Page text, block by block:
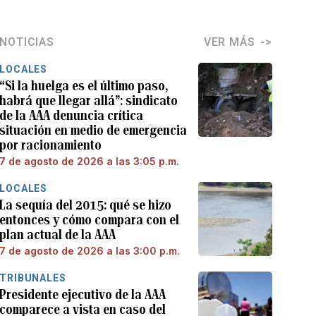
NOTICIAS VER MÁS
LOCALES
“Si la huelga es el último paso,
habrá que llegar allá”: sindicato
de la AAA denuncia crítica
situación en medio de emergencia
por racionamiento
7 de agosto de 2026 a las 3:05 p.m.
LOCALES
La sequía del 2015: qué se hizo
entonces y cómo compara con el
plan actual de la AAA
7 de agosto de 2026 a las 3:00 p.m.
TRIBUNALES
Presidente ejecutivo de la AAA
comparece a vista en caso del